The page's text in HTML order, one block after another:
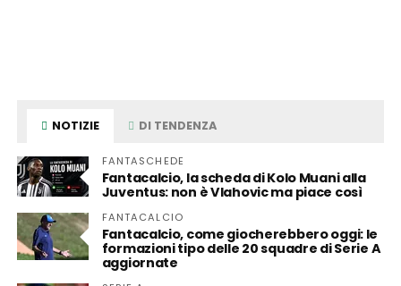
NOTIZIE DI TENDENZA
FANTASCHEDE
Fantacalcio, la scheda di Kolo Muani alla
Juventus: non è Vlahovic ma piace così
FANTACALCIO
Fantacalcio, come giocherebbero oggi: le
formazioni tipo delle 20 squadre di Serie A
aggiornate